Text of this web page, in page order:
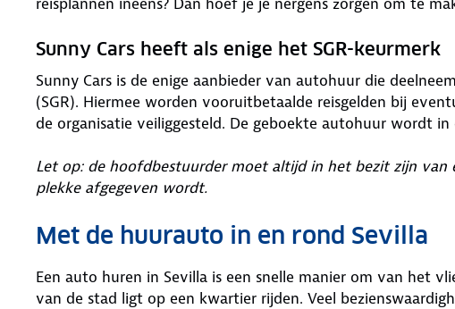
Sunny Cars heeft als enige het SGR-keurmerk
Sunny Cars is de enige aanbieder van autohuur die
(SGR). Hiermee worden vooruitbetaalde reisgelden bij
de organisatie veiliggesteld. De geboekte autohuur wordt in
Let op: de hoofdbestuurder moet altijd in het bezit zijn van
plekke afgegeven wordt.
Met de huurauto in en rond Sevilla
Een auto huren in Sevilla is een snelle manier om van het
van de stad ligt op een kwartier rijden. Veel